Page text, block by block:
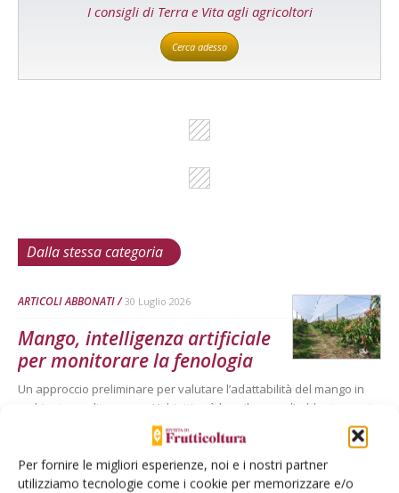
Per fornire le migliori esperienze, noi e i nostri partner
utilizziamo tecnologie come i cookie per memorizzare e/o
I consigli di Terra e Vita agli agricoltori
Cerca adesso
Dalla stessa categoria
ARTICOLI ABBONATI 30 Luglio 2026
Mango, intelligenza artificiale
per monitorare la fenologia
Un approccio preliminare per valutare l’adattabilità del mango in
ambiente mediterraneo. L’obiettivo è lo sviluppo e l’addestramento
di un modello per il riconoscimento, mediante immagini di campo,
delle principali fasi fenologiche di diverse cultivar di mango
coltivate in Sicilia, al fine di disporre un dataset uniforme e
confrontabile tra fasi fenologiche, utile a seguirne la risposta